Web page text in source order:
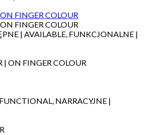
FINGER COLOUR
FINGER COLOUR
| AVAILABLE, FUNKCJONALNE |
NARRACYJNE |